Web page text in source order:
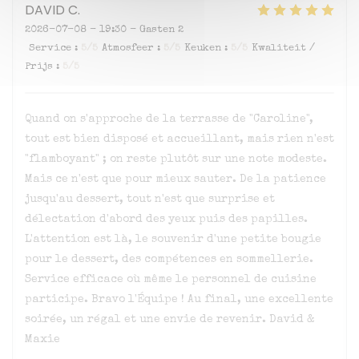
DAVID C
2026-07-08 - 19:30 - Gasten 2
Service : Atmosfeer : Keuken :
Kwaliteit /
Prijs :
Quand on s'approche de la terrasse de "Caroline",
tout est bien disposé et accueillant, mais rien n'est
"flamboyant" ; on reste plutôt sur une note modeste.
Mais ce n'est que pour mieux sauter. De la patience
jusqu'au dessert, tout n'est que surprise et
délectation d'abord des yeux puis des papilles.
L'attention est là, le souvenir d'une petite bougie
pour le dessert, des compétences en sommellerie.
Service efficace où même le personnel de cuisine
participe. Bravo l'Équipe ! Au final, une excellente
soirée, un régal et une envie de revenir. David &
Maxie